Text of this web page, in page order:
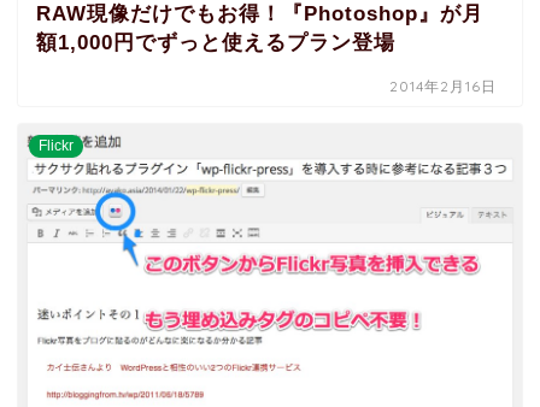
RAW現像だけでもお得！『Photoshop』が月
額1,000円でずっと使えるプラン登場
2014年2月16日
Flickr